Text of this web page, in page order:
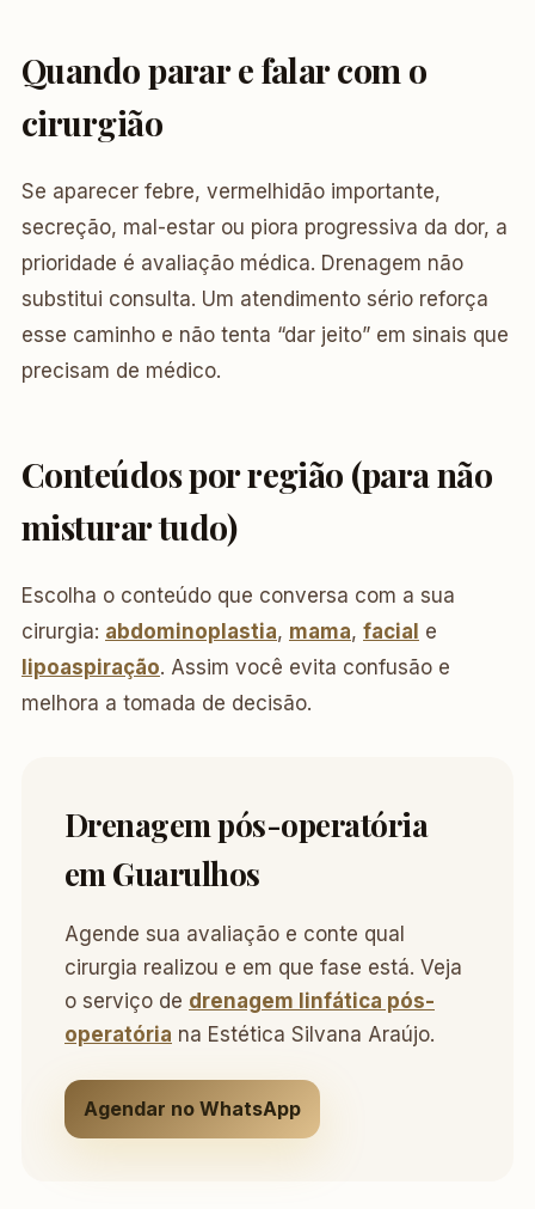
Quando parar e falar com o
cirurgião
Se aparecer febre, vermelhidão importante,
secreção, mal-estar ou piora progressiva da dor, a
prioridade é avaliação médica. Drenagem não
substitui consulta. Um atendimento sério reforça
esse caminho e não tenta “dar jeito” em sinais que
precisam de médico.
Conteúdos por região (para não
misturar tudo)
Escolha o conteúdo que conversa com a sua
cirurgia: abdominoplastia, mama, facial e
lipoaspiração. Assim você evita confusão e
melhora a tomada de decisão.
Drenagem pós-operatória
em Guarulhos
Agende sua avaliação e conte qual
cirurgia realizou e em que fase está. Veja
o serviço de drenagem linfática pós-
operatória na Estética Silvana Araújo.
Agendar no WhatsApp